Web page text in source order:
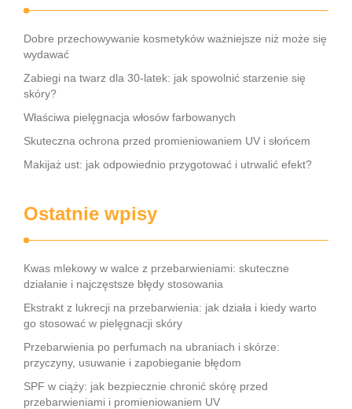
Dobre przechowywanie kosmetyków ważniejsze niż może się
wydawać
Zabiegi na twarz dla 30-latek: jak spowolnić starzenie się
skóry?
Właściwa pielęgnacja włosów farbowanych
Skuteczna ochrona przed promieniowaniem UV i słońcem
Makijaż ust: jak odpowiednio przygotować i utrwalić efekt?
Ostatnie wpisy
Kwas mlekowy w walce z przebarwieniami: skuteczne
działanie i najczęstsze błędy stosowania
Ekstrakt z lukrecji na przebarwienia: jak działa i kiedy warto
go stosować w pielęgnacji skóry
Przebarwienia po perfumach na ubraniach i skórze:
przyczyny, usuwanie i zapobieganie błędom
SPF w ciąży: jak bezpiecznie chronić skórę przed
przebarwieniami i promieniowaniem UV